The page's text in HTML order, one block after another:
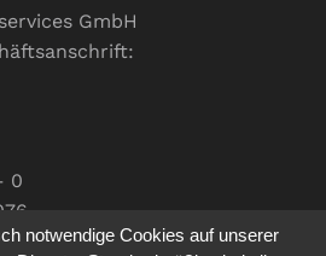
GmbH
0
notwendige Cookies auf unserer